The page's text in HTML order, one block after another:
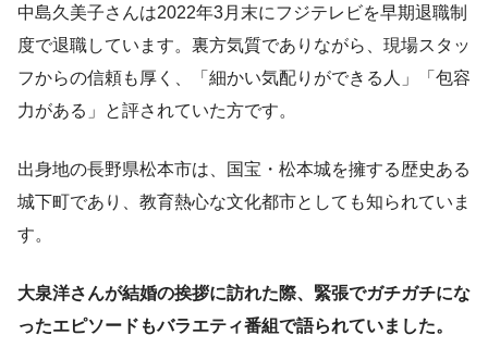
中島久美子さんは2022年3月末にフジテレビを早期退職制
度で退職しています。裏方気質でありながら、現場スタッ
フからの信頼も厚く、「細かい気配りができる人」「包容
力がある」と評されていた方です。
出身地の長野県松本市は、国宝・松本城を擁する歴史ある
城下町であり、教育熱心な文化都市としても知られていま
す。
大泉洋さんが結婚の挨拶に訪れた際、緊張でガチガチにな
ったエピソードもバラエティ番組で語られていました。